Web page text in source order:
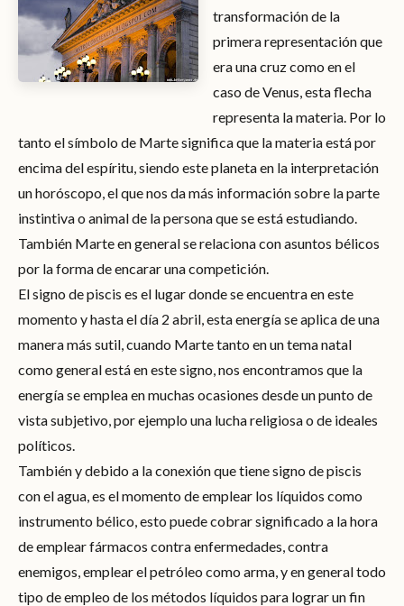
transformación de la
primera representación que
era una cruz como en el
caso de Venus, esta flecha
representa la materia. Por lo
tanto el símbolo de Marte significa que la materia está por
encima del espíritu, siendo este planeta en la interpretación
un horóscopo, el que nos da más información sobre la parte
instintiva o animal de la persona que se está estudiando.
También Marte en general se relaciona con asuntos bélicos
por la forma de encarar una competición.
El signo de piscis es el lugar donde se encuentra en este
momento y hasta el día 2 abril, esta energía se aplica de una
manera más sutil, cuando Marte tanto en un tema natal
como general está en este signo, nos encontramos que la
energía se emplea en muchas ocasiones desde un punto de
vista subjetivo, por ejemplo una lucha religiosa o de ideales
políticos.
También y debido a la conexión que tiene signo de piscis
con el agua, es el momento de emplear los líquidos como
instrumento bélico, esto puede cobrar significado a la hora
de emplear fármacos contra enfermedades, contra
enemigos, emplear el petróleo como arma, y en general todo
tipo de empleo de los métodos líquidos para lograr un fin